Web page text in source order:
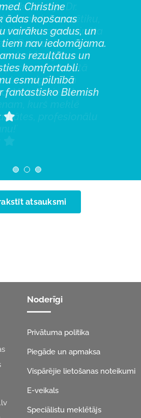
laiku lietoju Dr.
kosmētiku,
nekā apmierināta
Pateicoties šai
beidzot jūtos
savu ādu – tā
svaigāka un
Noteikti iesaku šo
kurš meklē
profesionālu
klientiem, isaku
it īpaši sievietēm
parādās pirmās
“
Christine
ādas kopšanas
vairākus gadus, un
nav iedomājama.
rezultātus un
komfortabli.
esmu pilnībā
fantastisko Blemish
Privātuma politika
Piegāde un apmaksa
Vispārējie lietošanas noteikumi
E-veikals